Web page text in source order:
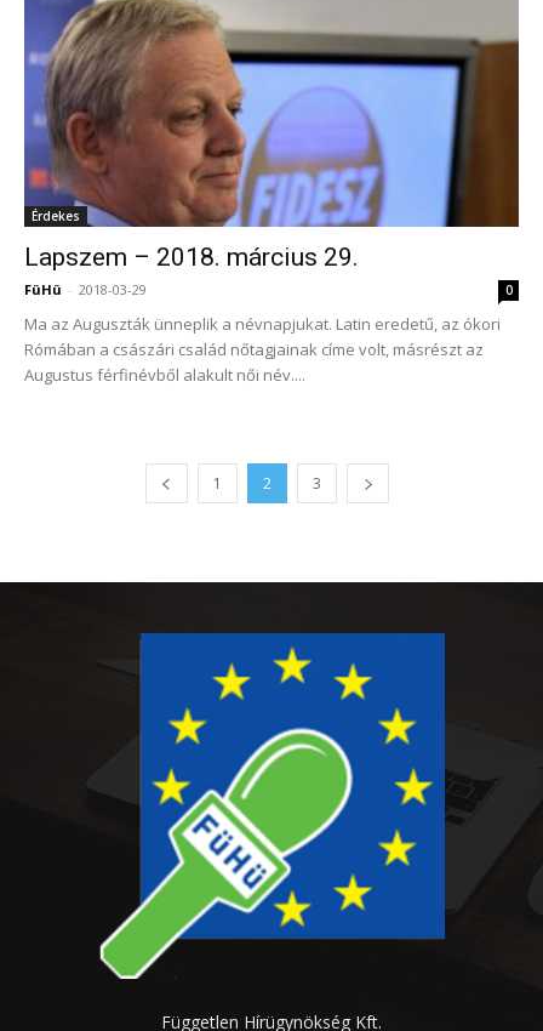
Érdekes
Lapszem – 2018. március 29.
FüHü - 2018-03-29 0
Ma az Auguszták ünneplik a névnapjukat. Latin eredetű, az ókori
Rómában a császári család nőtagjainak címe volt, másrészt az
Augustus férfinévből alakult női név....
1 2 3
Független Hírügynökség Kft.